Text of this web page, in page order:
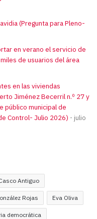
(Pregunta para Pleno-
en verano el servicio de
de usuarios del área
en las viviendas
Jiménez Becerril n.º 27 y
público municipal de
Control- Julio 2026)
julio
Antiguo
Rojas Eva Oliva
democrática